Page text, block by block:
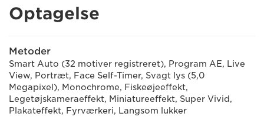
Optagelse
Metoder
Smart Auto (32 motiver registreret), Program AE, Live
View, Portræt, Face Self-Timer, Svagt lys (5,0
Megapixel), Monochrome, Fiskeøjeeffekt,
Legetøjskameraeffekt, Miniatureeffekt, Super Vivid,
Plakateffekt, Fyrværkeri, Langsom lukker